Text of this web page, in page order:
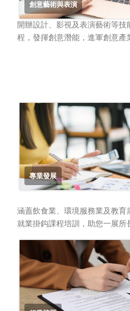
創意藝術與表演
開辦設計、影視及表演藝術等技
程，發揮創意潛能，進軍創意產
專業發展
涵蓋飲食業、環境服務業及教育
就業掛鈎課程培訓，助您一展所